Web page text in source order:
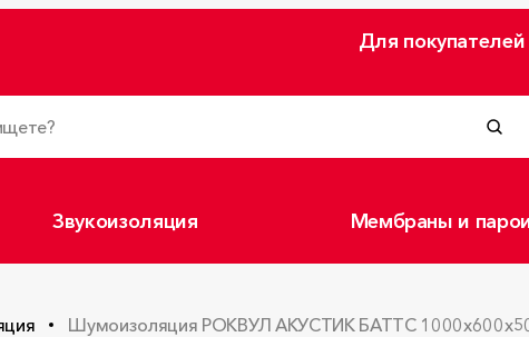
Для покупателей
Звукоизоляция Мембраны и
Шумоизоляция РОКВУЛ АКУСТИК БАТТС